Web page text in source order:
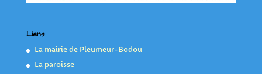
Liens
La mairie de Pleumeur-Bodou
La paroisse